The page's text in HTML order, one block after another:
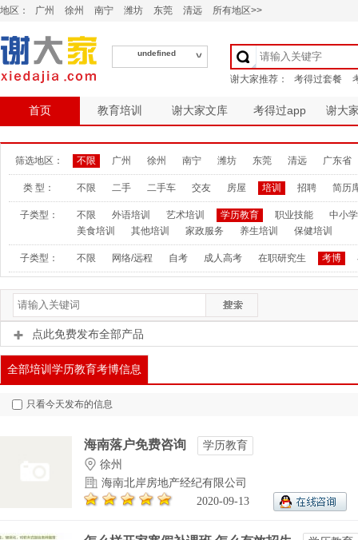
地区： 广州 徐州 南宁 潍坊 东莞 清远 所有地区>>
undefined
首页 教育培训 谢大家文库 考得过app 谢大
筛选地区： 不限 广州 徐州 南宁 潍坊 东莞 清远 广东省
类 型： 不限 二手 二手车 交友 房屋 培训 招聘 简历
子类型： 不限 外语培训 艺术培训 学历教育 职业技能
中小学
美食培训
其他培训 家政服务 养生培训 保健培训
子类型： 不限 网络/远程 自考 成人高考 在职研究生 考博
点此免费发布全部产品
全部培训学历教育考博信息
只看今天发布的信息
海南落户免费咨询
学历教育
徐州
海南北岸房地产经纪有限公司
2020-09-13